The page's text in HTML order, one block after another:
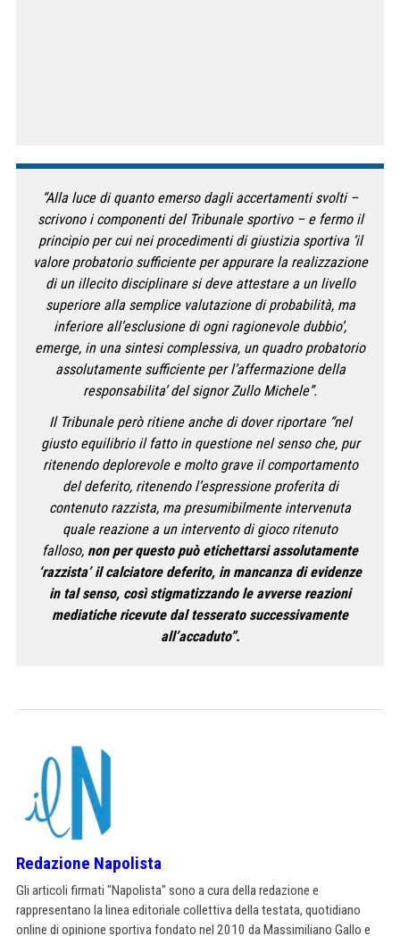
“Alla luce di quanto emerso dagli accertamenti svolti –
scrivono i componenti del Tribunale sportivo – e fermo il
principio per cui nei procedimenti di giustizia sportiva ‘il
valore probatorio sufficiente per appurare la realizzazione
di un illecito disciplinare si deve attestare a un livello
superiore alla semplice valutazione di probabilità, ma
inferiore all’esclusione di ogni ragionevole dubbio’,
emerge, in una sintesi complessiva, un quadro probatorio
assolutamente sufficiente per l’affermazione della
responsabilita’ del signor Zullo Michele”.
Il Tribunale però ritiene anche di dover riportare “nel
giusto equilibrio il fatto in questione nel senso che, pur
ritenendo deplorevole e molto grave il comportamento
del deferito, ritenendo l’espressione proferita di
contenuto razzista, ma presumibilmente intervenuta
quale reazione a un intervento di gioco ritenuto
falloso, non per questo può etichettarsi assolutamente
‘razzista’ il calciatore deferito, in mancanza di evidenze
in tal senso, così stigmatizzando le avverse reazioni
mediatiche ricevute dal tesserato successivamente
all’accaduto”.
Redazione Napolista
Gli articoli firmati "Napolista" sono a cura della redazione e
rappresentano la linea editoriale collettiva della testata, quotidiano
online di opinione sportiva fondato nel 2010 da Massimiliano Gallo e